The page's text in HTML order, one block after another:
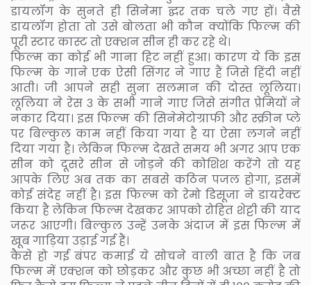
डायलॉग के सुनते ही सिनेमा द्घर तक चले गए हों। वैसे
डायलॉग होता तो उसे बोलता भी कौन क्योंकि फिल्म की
पूरी स्टार कास्ट तो एक्शन सीन ही कर रहे थे।
फिल्म का कोई भी गाना हिट नहीं हुआ। कारण ये कि इस
फिल्म के गाने एक ऐसी सिंगर ने गाए हैं जिसे हिंदी नहीं
आती। जी आपने सही सुना सलमान की दोस्त लूलिया।
लूलिया ने रेस ३ के सभी गाने गाए जिसे संगीत प्रेमियों ने
नकार दिया। इस फिल्म की सिनेमेटोग्राफी और स्क्रीन प्ले
पर बिल्कुल काम नहीं किया गया है या ऐसा लगने नहीं
दिया गया है। लेकिन फिल्म देखते समय भी अगर आप एक
सीन को दूसरे सीन से जोड़ने की कोशिश करेंगे तो यह
आपके लिए अब तक का सबसे कठिन पजल होगा, इसमें
कोई संदेह नहीं है। इस फिल्म को रेमो डिसूजा ने डायरेक्ट
किया है लेकिन फिल्म देखकर आपको रोहित शेट्टी की याद
जरूर आएगी। बिल्कुल उन्हें उनके अंदाज में इस फिल्म में
खूब गाड़िया उड़ाई गई हैं।
कैसे हो गई बंपर कमाई ये सोचने वाली बात है कि जब
फिल्म में एक्शन को छोड़कर और कुछ भी अच्छा नहीं है तो